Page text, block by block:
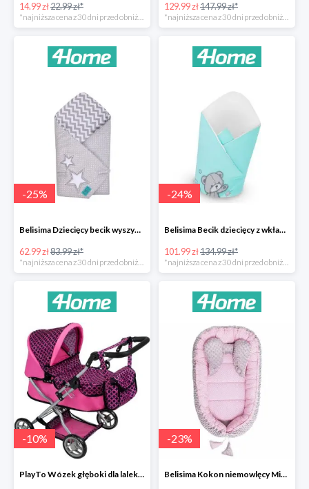
14.99 zł22.99 zł*
*najniższa cena z 30 dni przed obniżką
129.99 zł147.99 zł*
*najniższa cena z 30 dni przed obniżką
-25%
Belisima Dziecięcy becik wyszywany Gwiazdka -25%
62.99 zł83.99 zł*
-24%
Belisima Becik dziecięcy z wkładem kokosowym Teddy Bear -24%
101.99 zł134.99 zł*
-10%
PlayTo Wózek głęboki dla lalek Viola -10%
-23%
Belisima Kokon niemowlęcy Minky Sweet Baby -23%